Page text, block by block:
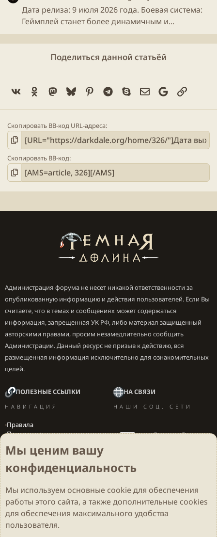
Дата релиза: 9 июля 2026 года. Боевая система:
Геймплей станет более динамичным и...
Поделиться данной статьёй
Vk Ok Mastodon
BlueskyPinterestTelegram
SkypeЭлектронная
GoogleСсылка
Скопировать BB-код URL-адреса
Скопировать BB-код
Администрация форума не несет никакой ответственности за
опубликованную информацию и действия пользователей. Если Вы
считаете, что в темах и сообщениях может содержаться
информация, запрещенная УК РФ, либо материал защищенный
авторскими правами, просим незамедлительно сообщить
Администрации. Данный ресурс не призыв к действию, вся
размещенная информация исключительно для ознакомительных
целей.
ПОЛЕЗНЫЕ ССЫЛКИ
НАВИГАЦИЯ
Правила
Поддержка
Локализация игр
НА СВЯЗИ
НАШИ СОЦ. СЕТИ
Cookies Darkdale - Основа [v.2.3.2 rc1] 🔥
Русский (RU)
Обратная связь
Условия и правила
Политика конфиденциальности
Помощь
R
Мы ценим вашу
конфиденциальность
Мы используем основные cookieдля обеспечения
работы этого сайта, а также дополнительные cookies
для обеспечения максимального удобства
пользователя.